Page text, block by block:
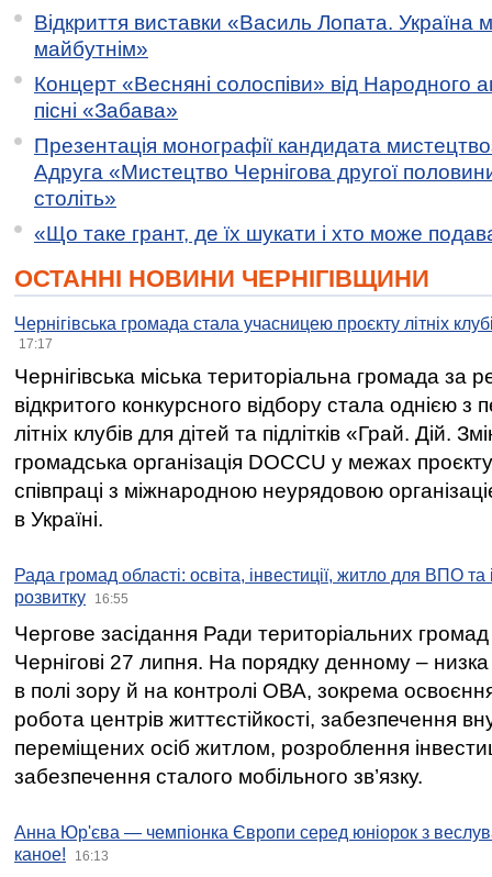
Відкриття виставки «Василь Лопата. Україна
майбутнім»
Концерт «Весняні солоспіви» від Народного
пісні «Забава»
Презентація монографії кандидата
Адруга «Мистецтво Чернігова другої
століть»
«Що таке грант, де їх шукати і хто може
ОСТАННІ НОВИНИ ЧЕРНІГІВЩИНИ
Чернігівська громада стала учасницею проєкту літніх
17:17
Чернігівська міська територіальна громада за
відкритого конкурсного відбору стала однією
літніх клубів для дітей та підлітків «Грай. Дій.
громадська організація DOCCU у межах
співпраці з міжнародною неурядовою
в Україні.
Рада громад області: освіта, інвестиції, житло для ВПО
розвитку
16:55
Чергове засідання Ради територіальних громад
Чернігові 27 липня. На порядку денному –
в полі зору й на контролі ОВА, зокрема освоєння
робота центрів життєстійкості, забезпечення
переміщених осіб житлом, розроблення
забезпечення сталого мобільного зв’язку.
Анна Юр'єва — чемпіонка Європи серед юніорок з
каное!
16:13